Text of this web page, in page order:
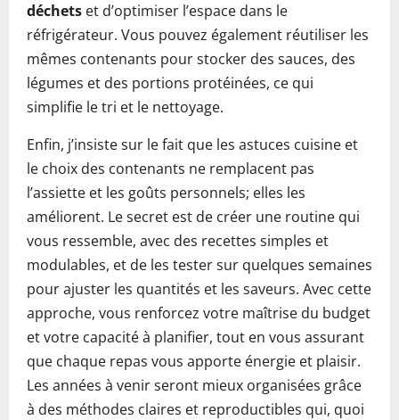
déchets et d’optimiser l’espace dans le
réfrigérateur. Vous pouvez également réutiliser les
mêmes contenants pour stocker des sauces, des
légumes et des portions protéinées, ce qui
simplifie le tri et le nettoyage.
Enfin, j’insiste sur le fait que les astuces cuisine et
le choix des contenants ne remplacent pas
l’assiette et les goûts personnels; elles les
améliorent. Le secret est de créer une routine qui
vous ressemble, avec des recettes simples et
modulables, et de les tester sur quelques semaines
pour ajuster les quantités et les saveurs. Avec cette
approche, vous renforcez votre maîtrise du budget
et votre capacité à planifier, tout en vous assurant
que chaque repas vous apporte énergie et plaisir.
Les années à venir seront mieux organisées grâce
à des méthodes claires et reproductibles qui, quoi